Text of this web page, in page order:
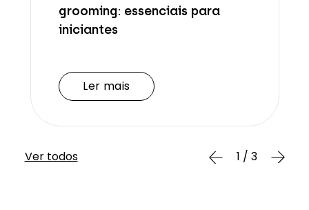
grooming: essenciais para
iniciantes
Ler mais
Ver todos 1 / 3